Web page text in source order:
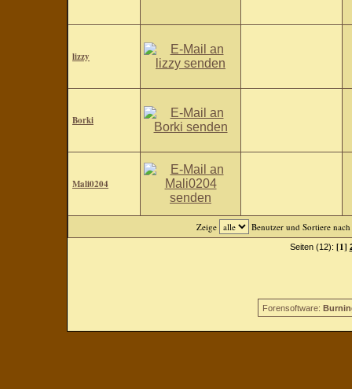
lizzy
Borki
Mali0204
Zeige Benutzer und Sortiere nach
Seiten (12): [1]
Forensoftware: